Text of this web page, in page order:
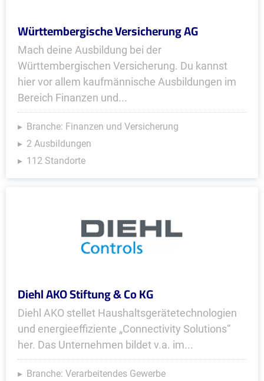
Württembergische Versicherung AG
Mach deine Ausbildung bei der
Württembergischen Versicherung. Du kannst
hier vor allem kaufmännische Ausbildungen im
Bereich Finanzen und...
Branche: Finanzen und Versicherung
2 Ausbildungen
112 Standorte
Diehl AKO Stiftung & Co KG
Diehl AKO stellet Haushalts­geräte­technologien
und energieeffiziente „Connectivity Solutions“
her. Das Unternehmen bildet v.a. im...
Branche: Verarbeitendes Gewerbe